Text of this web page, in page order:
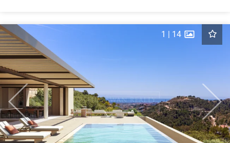
Previous Next
1 | 14